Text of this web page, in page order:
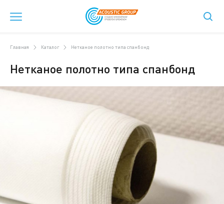
Главная Каталог Нетканое полотно типа спанбонд
Нетканое полотно типа спанбонд